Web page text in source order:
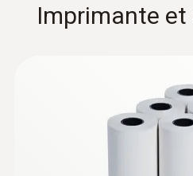
Imprimante